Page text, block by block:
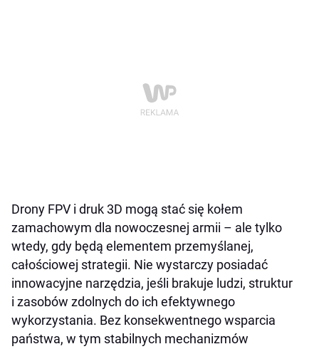
Drony FPV i druk 3D mogą stać się kołem
zamachowym dla nowoczesnej armii – ale tylko
wtedy, gdy będą elementem przemyślanej,
całościowej strategii. Nie wystarczy posiadać
innowacyjne narzędzia, jeśli brakuje ludzi, struktur
i zasobów zdolnych do ich efektywnego
wykorzystania. Bez konsekwentnego wsparcia
państwa, w tym stabilnych mechanizmów